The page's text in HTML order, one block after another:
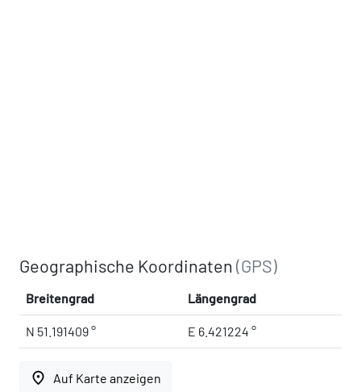
Geographische Koordinaten(GPS)
Breitengrad Längengrad
N 51.191409 ° E 6.421224 °
place Auf Karte anzeigen